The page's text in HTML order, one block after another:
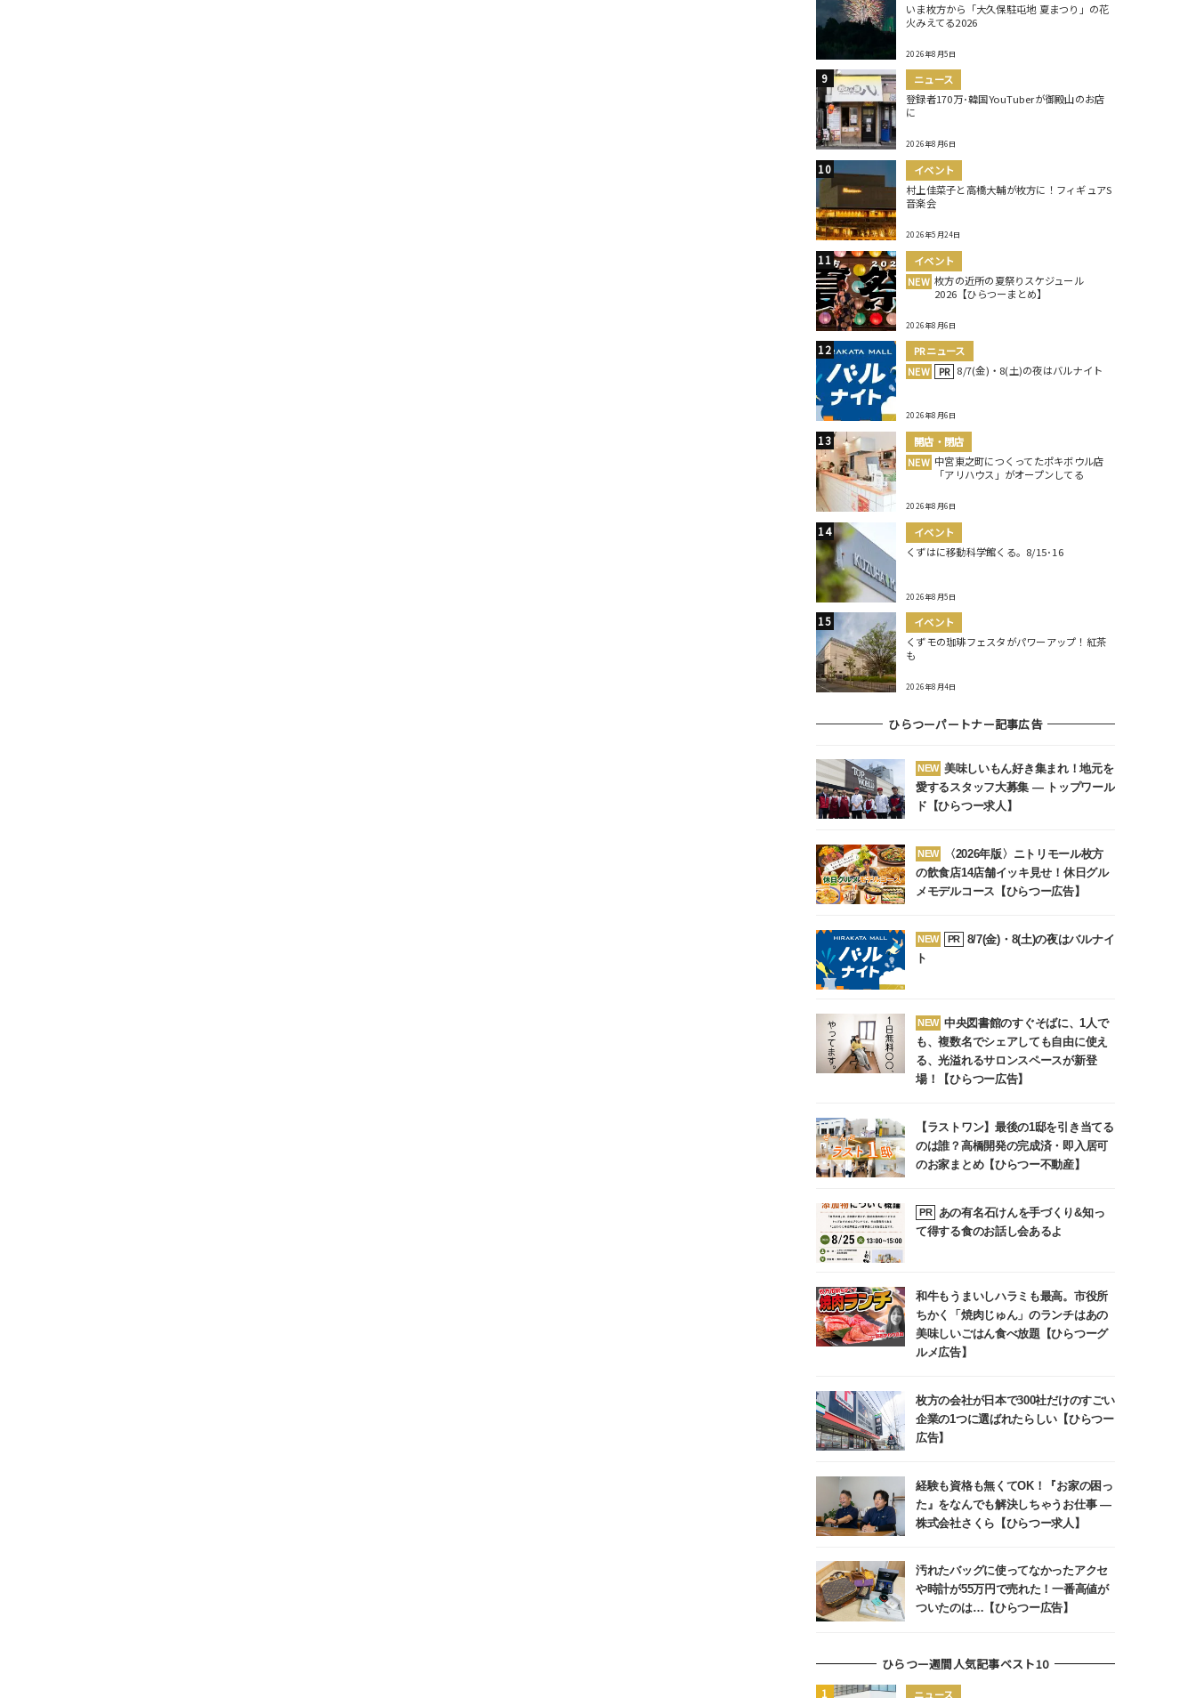
いま枚方から「大久保駐屯地 夏まつり」の花
火みえてる2026
2026年8月5日
ニュース
登録者170万･韓国YouTuberが御殿山のお店
に
2026年8月6日
イベント
村上佳菜子と高橋大輔が枚方に！フィギュアS
音楽会
2026年5月24日
イベント
NEW 枚方の近所の夏祭りスケジュール
2026【ひらつーまとめ】
2026年8月6日
PRニュース
NEW
PR 8/7(金)・8(土)の夜はバルナイト
2026年8月6日
開店・閉店
NEW 中宮東之町につくってたポキボウル店
「アリハウス」がオープンしてる
2026年8月6日
イベント
くずはに移動科学館くる。8/15･16
2026年8月5日
イベント
くずモの珈琲フェスタがパワーアップ！紅茶
も
2026年8月4日
ひらつーパートナー記事広告
NEW 美味しいもん好き集まれ！地元を
愛するスタッフ大募集 ― トップワール
ド【ひらつー求人】
NEW
〈2026年版〉ニトリモール枚方
の飲食店14店舗イッキ見せ！休日グル
メモデルコース【ひらつー広告】
NEW PR
8/7(金)・8(土)の夜はバルナイ
ト
NEW 中央図書館のすぐそばに、1人で
も、複数名でシェアしても自由に使え
る、光溢れるサロンスペースが新登
場！【ひらつー広告】
【ラストワン】最後の1邸を引き当てる
のは誰？高橋開発の完成済・即入居可
のお家まとめ【ひらつー不動産】
PR
あの有名石けんを手づくり&知っ
て得する食のお話し会あるよ
和牛もうまいしハラミも最高。市役所
ちかく「焼肉じゅん」のランチはあの
美味しいごはん食べ放題【ひらつーグ
ルメ広告】
枚方の会社が日本で300社だけのすごい
企業の1つに選ばれたらしい【ひらつー
広告】
経験も資格も無くてOK！『お家の困っ
た』をなんでも解決しちゃうお仕事 ―
株式会社さくら【ひらつー求人】
汚れたバッグに使ってなかったアクセ
や時計が55万円で売れた！一番高値が
ついたのは…【ひらつー広告】
ひらつー週間人気記事ベスト10
ニュース